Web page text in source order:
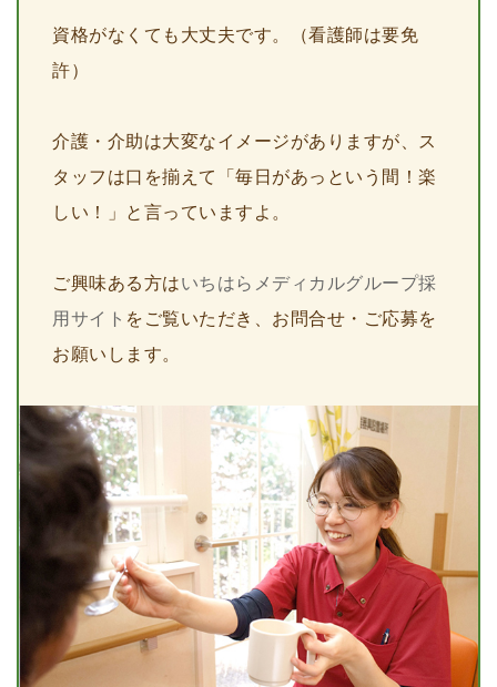
資格がなくても大丈夫です。（看護師は要免
許）
介護・介助は大変なイメージがありますが、ス
タッフは口を揃えて「毎日があっという間！楽
しい！」と言っていますよ。
ご興味ある方はいちはらメディカルグループ採
用サイト をご覧いただき、お問合せ・ご応募を
お願いします。